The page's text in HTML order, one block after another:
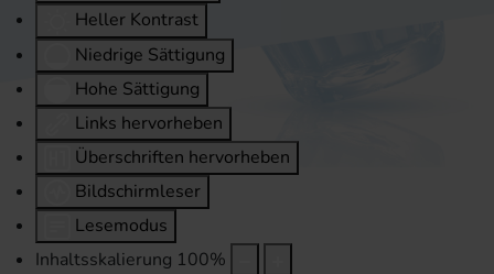
Heller Kontrast
Niedrige Sättigung
Hohe Sättigung
Links hervorheben
Überschriften hervorheben
Bildschirmleser
Lesemodus
Inhaltsskalierung 100%